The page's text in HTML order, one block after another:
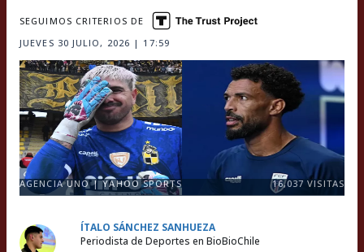
JUEVES 30 JULIO, 2026 | 17:59
SEGUIMOS CRITERIOS DE
AGENCIA UNO | YAHOO SPORTS 16,037VISITAS
ÍTALO SÁNCHEZ SANHUEZA
Periodista de Deportes en BioBioChile